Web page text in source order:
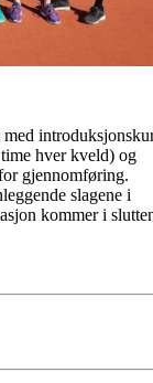
hver kveld) og
gjennomføring.
slagene i
kommer i